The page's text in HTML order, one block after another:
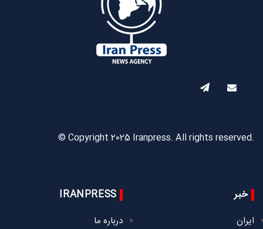
© Copyright 2025 Iranpress. All rights reserved.
خبر
ایران
IRANPRESS
درباره ما